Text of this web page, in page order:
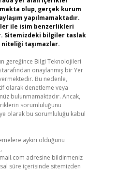
olup, gerçek kurum
yapılmamaktadır.
ile isim benzerlikleri
Sitemizdeki bilgiler taslak
taşımazlar.
gereğince Bilgi Teknolojileri
onaylanmış bir Yer
Bu nedenle,
olarak denetleme veya
bulunmamaktadır. Ancak,
sorumluluğunu
olarak bu sorumluluğu kabul
aykırı olduğunu
adresine bildirmeniz
süre içerisinde sitemizden